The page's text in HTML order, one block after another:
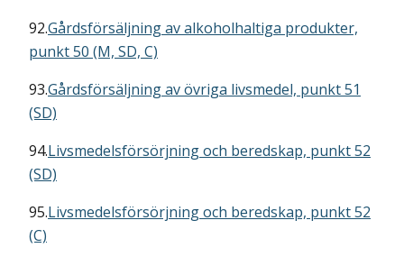
92.Gårdsförsäljning av alkoholhaltiga produkter,
punkt 50 (M, SD, C)
93.Gårdsförsäljning av övriga livsmedel, punkt 51
(SD)
94.Livsmedelsförsörjning och beredskap, punkt 52
(SD)
95.Livsmedelsförsörjning och beredskap, punkt 52
(C)